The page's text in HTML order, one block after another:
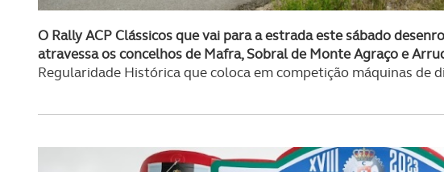
O Rally ACP Clássicos que vai para a estrada este sábado
atravessa os concelhos de Mafra, Sobral de Monte Agraço e
Regularidade Histórica que coloca em competição máquinas de